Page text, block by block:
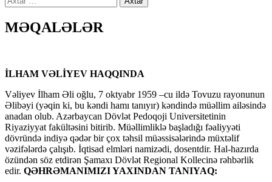
MƏQALƏLƏR
İLHAM VƏLİYEV HAQQINDA
Vəliyev İlham Əli oğlu, 7 oktyabr 1959 –cu ildə Tovuzu rayonunun
Əlibəyi (yəqin ki, bu kəndi hamı tanıyır) kəndində müəllim ailəsində
anadan olub. Azərbaycan Dövlət Pedoqoji Universitetinin
Riyaziyyat fakültəsini bitirib. Müəllimliklə başladığı fəaliyyəti
dövründə indiyə qədər bir çox təhsil müəssisələrində müxtəlif
vəzifələrdə çalışıb. İqtisad elmləri namizədi, dosentdir. Hal-hazırda
özündən söz etdirən Şamaxı Dövlət Regional Kollecinə rəhbərlik
edir. QƏHRƏMANIMIZI YAXINDAN TANIYAQ: